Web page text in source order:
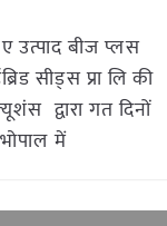
उत्पाद बीज प्लस
सीड्स प्रा लि की
द्वारा गत दिनों
में